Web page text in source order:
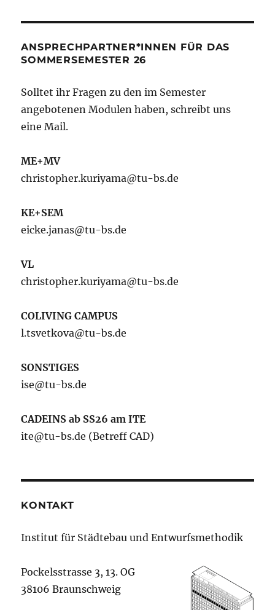
ANSPRECHPARTNER*INNEN FÜR DAS
SOMMERSEMESTER 26
Solltet ihr Fragen zu den im Semester
angebotenen Modulen haben, schreibt uns
eine Mail.
ME+MV
christopher.kuriyama@tu-bs.de
KE+SEM
eicke.janas@tu-bs.de
VL
christopher.kuriyama@tu-bs.de
COLIVING CAMPUS
l.tsvetkova@tu-bs.de
SONSTIGES
ise@tu-bs.de
CADEINS ab SS26 am ITE
ite@tu-bs.de (Betreff CAD)
KONTAKT
Institut für Städtebau und Entwurfsmethodik
Pockelsstrasse 3, 13. OG
38106 Braunschweig